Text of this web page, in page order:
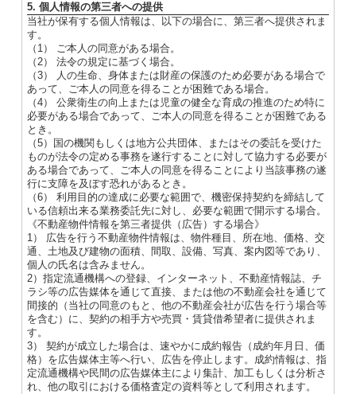
5. 個人情報の第三者への提供
当社が保有する個人情報は、以下の場合に、第三者へ提供されま
す。
（1） ご本人の同意がある場合。
（2） 法令の規定に基づく場合。
（3） 人の生命、身体または財産の保護のため必要がある場合で
あって、ご本人の同意を得ることが困難である場合。
（4） 公衆衛生の向上または児童の健全な育成の推進のため特に
必要がある場合であって、ご本人の同意を得ることが困難である
とき。
（5）国の機関もしくは地方公共団体、またはその委託を受けた
ものが法令の定める事務を遂行することに対して協力する必要が
ある場合であって、ご本人の同意を得ることにより当該事務の遂
行に支障を及ぼす恐れがあるとき。
（6） 利用目的の達成に必要な範囲で、機密保持契約を締結して
いる信頼出来る業務委託先に対し、必要な範囲で開示する場合。
《不動産物件情報を第三者提供（広告）する場合》
1） 広告を行う不動産物件情報は、物件種目、所在地、価格、交
通、土地及び建物の面積、間取、設備、写真、案内図等であり、
個人の氏名は含みません。
2）指定流通機構への登録、インターネット、不動産情報誌、チ
ラシ等の広告媒体を通じて直接、または他の不動産会社を通じて
間接的（当社の同意のもと、他の不動産会社が広告を行う場合等
を含む）に、契約の相手方や売買・賃貸借希望者に提供されま
す。
3） 契約が成立した場合は、速やかに成約報告（成約年月日、価
格）を広告媒体主等へ行い、広告を停止します。成約情報は、指
定流通機構や民間の広告媒体主により集計、加工もしくは分析さ
れ、他の取引における価格査定の資料等として利用されます。